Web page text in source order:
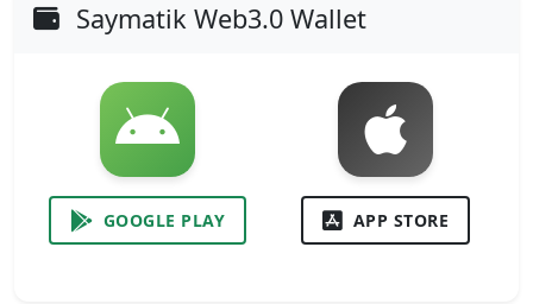
Saymatik Web3.0 Wallet
GOOGLE PLAY APP STORE